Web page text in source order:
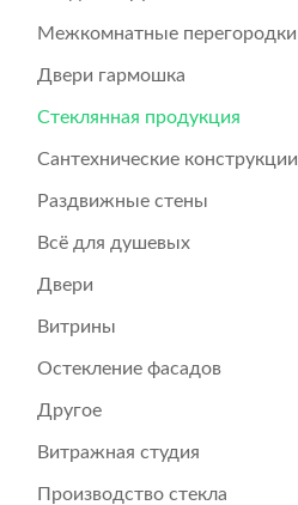
Межкомнатные перегородки
Двери гармошка
Стеклянная продукция
Сантехнические конструкции
Раздвижные стены
Всё для душевых
Двери
Витрины
Остекление фасадов
Другое
Витражная студия
Производство стекла